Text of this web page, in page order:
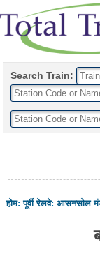
Search Train:
होम:पूर्वी रेलवे:आसनसोल